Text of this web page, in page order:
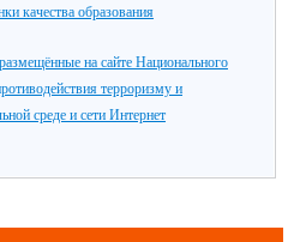
качества образования
на сайте Национального
терроризму и
среде и сети Интернет